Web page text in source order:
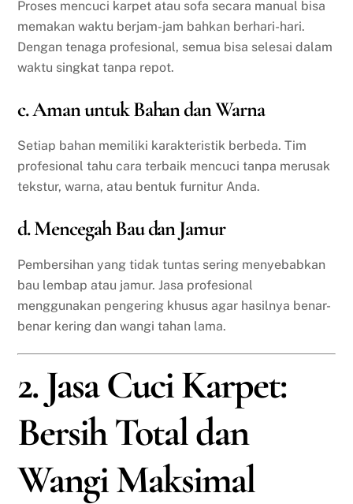
Proses mencuci karpet atau sofa secara manual bisa
memakan waktu berjam-jam bahkan berhari-hari.
Dengan tenaga profesional, semua bisa selesai dalam
waktu singkat tanpa repot.
c. Aman untuk Bahan dan Warna
Setiap bahan memiliki karakteristik berbeda. Tim
profesional tahu cara terbaik mencuci tanpa merusak
tekstur, warna, atau bentuk furnitur Anda.
d. Mencegah Bau dan Jamur
Pembersihan yang tidak tuntas sering menyebabkan
bau lembap atau jamur. Jasa profesional
menggunakan pengering khusus agar hasilnya benar-
benar kering dan wangi tahan lama.
2. Jasa Cuci Karpet:
Bersih Total dan
Wangi Maksimal